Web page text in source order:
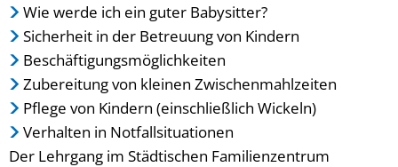
Wie werde ich ein guter Babysitter?
Sicherheit in der Betreuung von Kindern
Beschäftigungsmöglichkeiten
Zubereitung von kleinen Zwischenmahlzeiten
Pflege von Kindern (einschließlich Wickeln)
Verhalten in Notfallsituationen
Der Lehrgang im Städtischen Familienzentrum